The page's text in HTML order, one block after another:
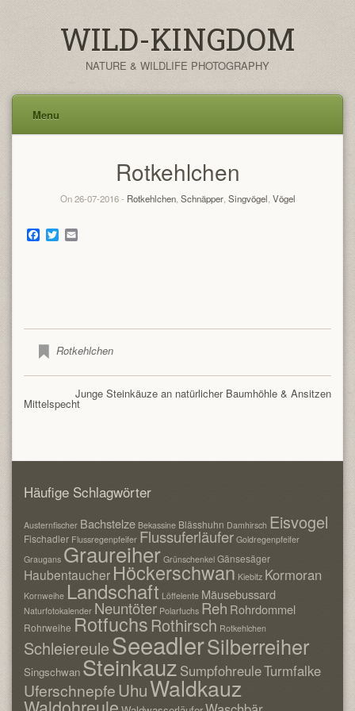
WILD-KINGDOM
NATURE & WILDLIFE PHOTOGRAPHY
Menu
Rotkehlchen
On 26-07-2016 - Rotkehlchen, Schnäpper, Singvögel Vögel
Facebook
TwitterEmail
Rotkehlchen
Junge Steinkäuze an natürlicher Baumhöhle & Ansitzen
Mittelspecht
Häufige Schlagwörter
Austernfischer Bachstelze Bekassine Blässhuhn Damhirsch Eisvogel
Fischadler Flussregenpfeifer Flussuferläufer Goldregenpfeifer
Graugans Graureiher Grünschenkel Gänsesäger
Haubentaucher Höckerschwan Kiebitz Kormoran
Kornweihe Landschaft Löffelente Mäusebussard
Naturfotokalender Neuntöter Polarfuchs Reh Rohrdommel
Rohrweihe Rotfuchs Rothirsch Rotkehlchen
SchleiereuleSeeadlerSilberreiher
Singschwan Steinkauz SumpfohreuleTurmfalke
UferschnepfeUhuWaldkauz